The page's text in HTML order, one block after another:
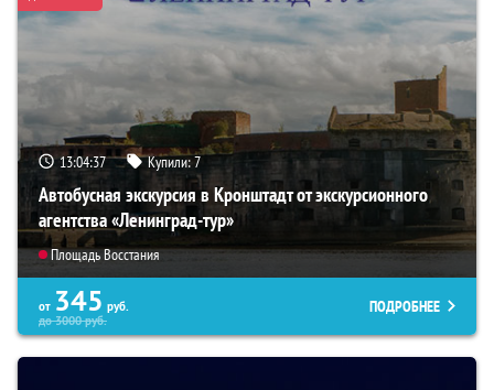
13:04:36 Купили:7
Автобусная экскурсия в Кронштадт от экскурсионного
агентства «Ленинград-тур»
Площадь Восстания
от 345 руб.
до3000руб.
ПОДРОБНЕЕ